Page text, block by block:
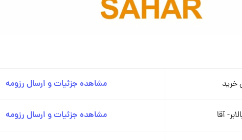
خرید مشاهده جزئیات و ارسال رزومه
آقا مشاهده جزئیات و ارسال رزومه